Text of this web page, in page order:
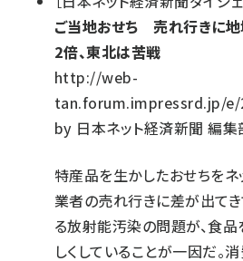
ご当地おせち 売れ行きに
2倍、東北は苦戦
http://web-
tan.forum.impressrd.jp/e/
by 日本ネット経済新聞 編集
特産品を生かしたおせちを
業者の売れ行きに差が出て
る放射能汚染の問題が、食
しくしていることが一因だ。